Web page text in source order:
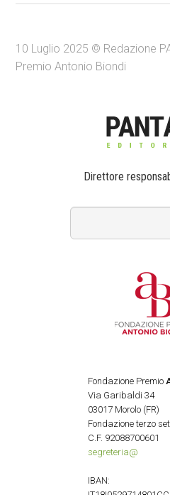
10 Luglio 2025 © Redazione
Premio Antonio Biondi
Direttore
Fondazione Premio
Via Garibaldi 34
03017 Morolo (FR)
Fondazione terzo
C.F. 92088700601
segreteria@
IBAN: